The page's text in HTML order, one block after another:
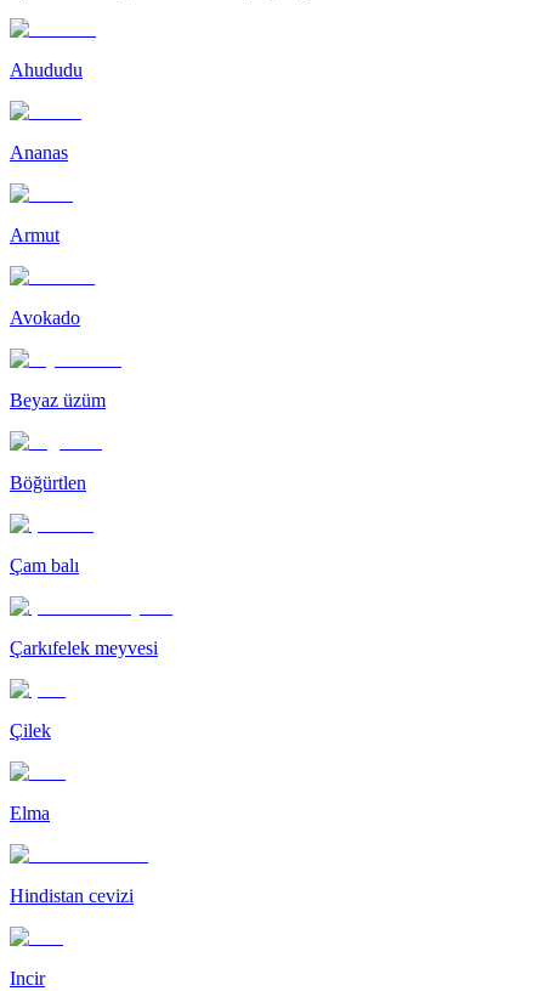
Ahududu
Ananas
Armut
Avokado
Beyaz üzüm
Böğürtlen
Çam balı
Çarkıfelek meyvesi
Çilek
Elma
Hindistan cevizi
Incir